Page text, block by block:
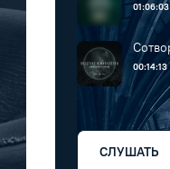
01:06:03
00:14:13
СЛУШАТЬ